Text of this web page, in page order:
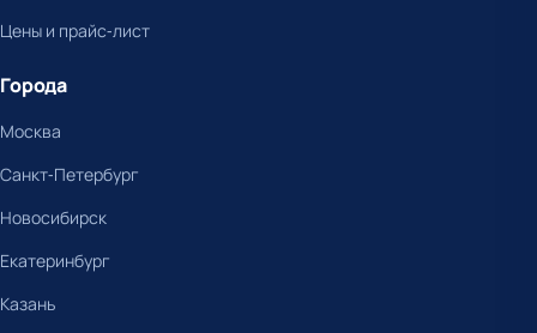
Цены и прайс-лист
Города
Москва
Санкт-Петербург
Новосибирск
Екатеринбург
Казань